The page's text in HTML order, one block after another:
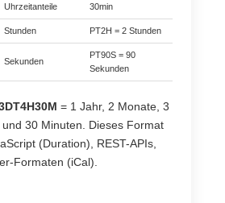
Uhrzeitanteile
30min
Stunden PT2H = 2 Stunden
Sekunden
PT90S = 90
Sekunden
= 1 Jahr, 2 Monate, 3
30 Minuten. Dieses Format
(Duration), REST-APIs,
Formaten (iCal).